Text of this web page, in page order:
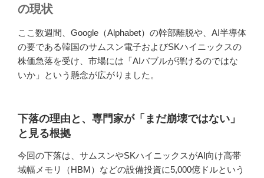
の現状
ここ数週間、Google（Alphabet）の幹部離脱や、AI半導体
の要である韓国のサムスン電子およびSKハイニックスの
株価急落を受け、市場には「AIバブルが弾けるのではな
いか」という懸念が広がりました。
下落の理由と、専門家が「まだ崩壊ではない」
と見る根拠
今回の下落は、サムスンやSKハイニックスがAI向け高帯
域幅メモリ（HBM）などの設備投資に5,000億ドルという